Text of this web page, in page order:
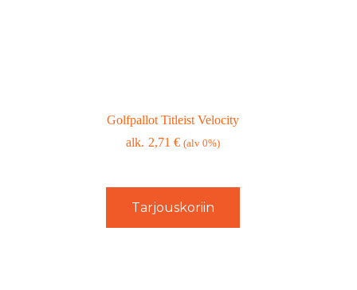
Golfpallot Titleist Velocity
2,71€ (alv 0%)
Tarjouskoriin